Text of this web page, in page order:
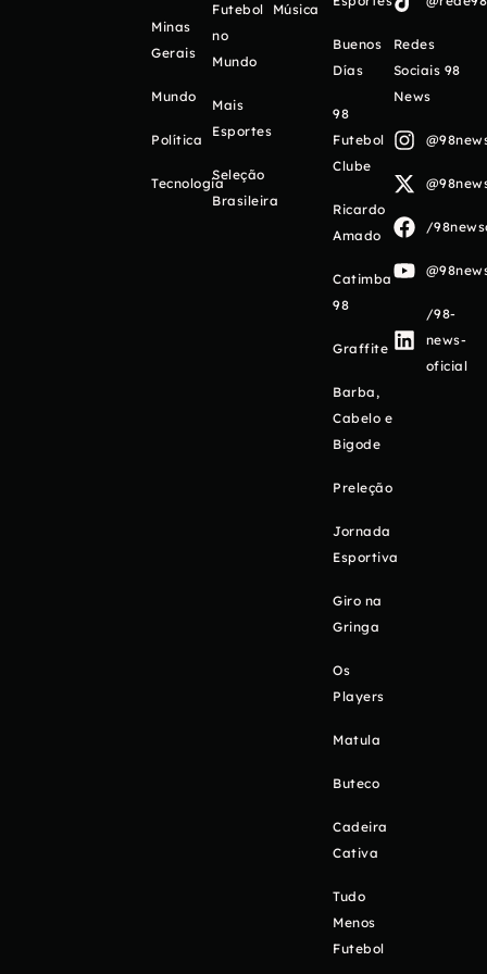
Minas
Gerais
Mundo
Política
Tecnologia
Futebol
no
Mundo
Mais
Esportes
Seleção
Brasileira
Música
Buenos
Días
98
Futebol
Clube
Ricardo
Amado
Catimba
98
Graffite
Barba,
Cabelo e
Bigode
Preleção
Jornada
Esportiva
Giro na
Gringa
Os
Players
Matula
Buteco
Cadeira
Cativa
Tudo
Menos
Futebol
Redes
Sociais 98
News
/
/98-
news-
oficial